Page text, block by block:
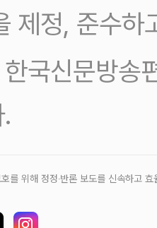
제정, 준수하
국신문방송
를 위해 정정‧반론 보도를 신속하고